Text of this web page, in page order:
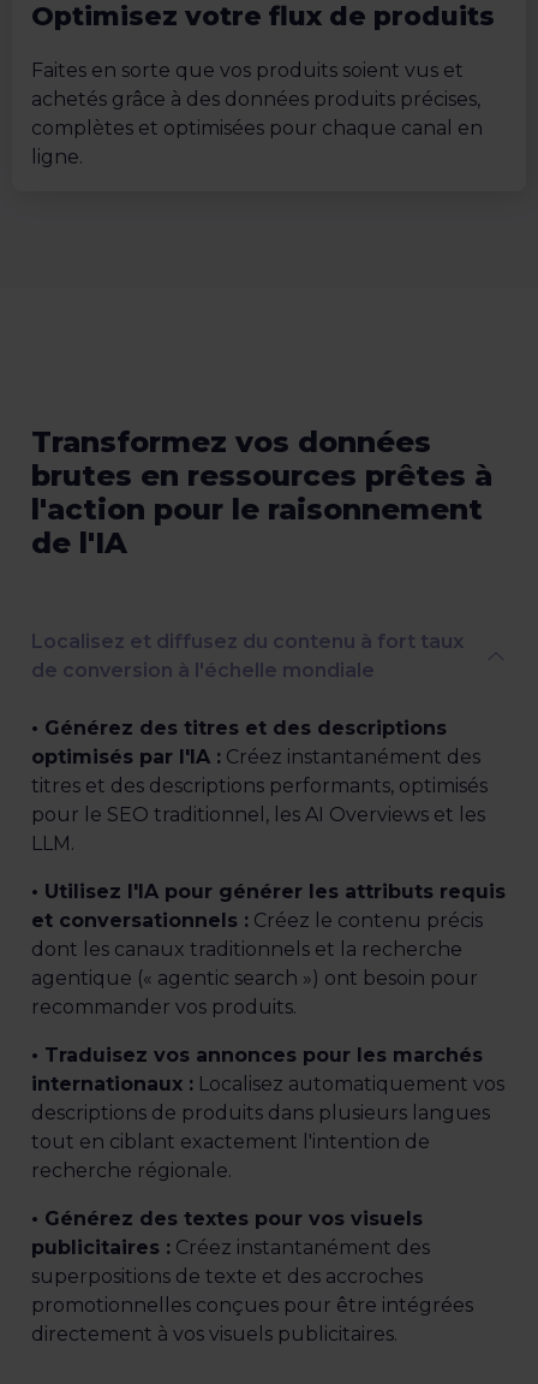
Optimisez votre flux de produits
Faites en sorte que vos produits soient vus et
achetés grâce à des données produits précises,
complètes et optimisées pour chaque canal en
ligne.
Transformez vos données
brutes en ressources prêtes à
l'action pour le raisonnement
de l'IA
Localisez et diffusez du contenu à fort taux
de conversion à l'échelle mondiale
• Générez des titres et des descriptions
optimisés par l'IA : Créez instantanément des
titres et des descriptions performants, optimisés
pour le SEO traditionnel, les AI Overviews et les
LLM.
• Utilisez l'IA pour générer les attributs requis
et conversationnels : Créez le contenu précis
dont les canaux traditionnels et la recherche
agentique (« agentic search ») ont besoin pour
recommander vos produits.
• Traduisez vos annonces pour les marchés
internationaux : Localisez automatiquement vos
descriptions de produits dans plusieurs langues
tout en ciblant exactement l'intention de
recherche régionale.
• Générez des textes pour vos visuels
publicitaires : Créez instantanément des
superpositions de texte et des accroches
promotionnelles conçues pour être intégrées
directement à vos visuels publicitaires.